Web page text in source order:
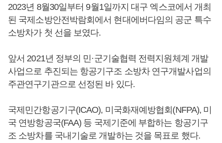
2023년 8월30일부터 9월1일까지 대구 엑스코에서 개최
된 국제소방안전박람회에서 현대에버다임의 공군 특수
소방차가 첫 선을 보였다.
앞서 2021년 정부의 민·군기술협력 전력지원체계 개발
사업으로 추진되는 항공기구조 소방차 연구개발사업의
주관연구기관으로 선정된 바 있다.
국제민간항공기구(ICAO), 미국화재예방협회(NFPA), 미
국 연방항공국(FAA) 등 국제기준에 부합하는 항공기구
조 소방차를 국내기술로 개발하는 것을 목표로 했다.